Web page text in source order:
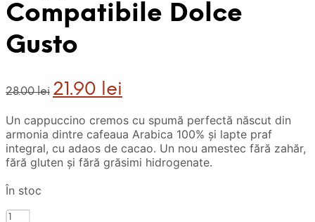
Compatibile Dolce
Gusto
28.00lei
Prețul
inițial
fost:
28.00 lei.
21.90 leicurent
21.90 lei.
Un cappuccino cremos cu spumă perfectă născut din
armonia dintre cafeaua Arabica 100% și lapte praf
integral, cu adaos de cacao. Un nou amestec fără zahăr,
fără gluten și fără grăsimi hidrogenate.
În stoc
Cantitate